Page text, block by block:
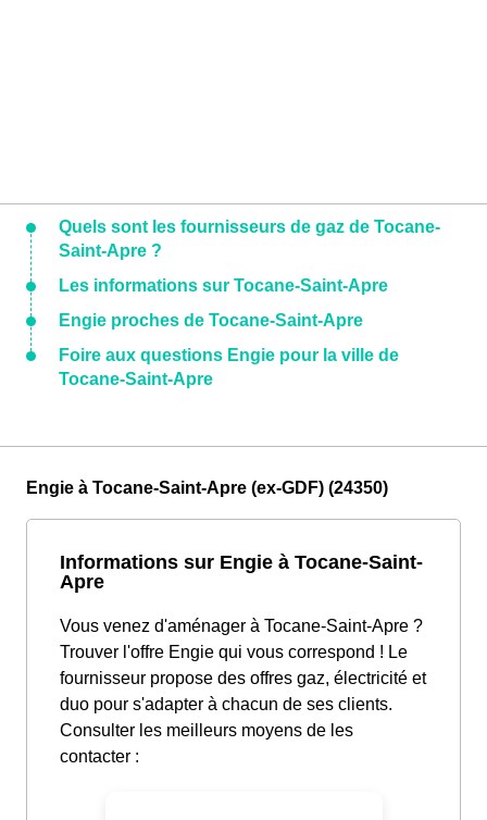
Quels sont les fournisseurs de gaz de Tocane-
Saint-Apre ?
Les informations sur Tocane-Saint-Apre
Engie proches de Tocane-Saint-Apre
Foire aux questions Engie pour la ville de
Tocane-Saint-Apre
Engie à Tocane-Saint-Apre (ex-GDF) (24350)
Informations sur Engie à Tocane-Saint-
Apre
Vous venez d'aménager à Tocane-Saint-Apre ?
Trouver l'offre Engie qui vous correspond ! Le
fournisseur propose des offres gaz, électricité et
duo pour s'adapter à chacun de ses clients.
Consulter les meilleurs moyens de les
contacter :